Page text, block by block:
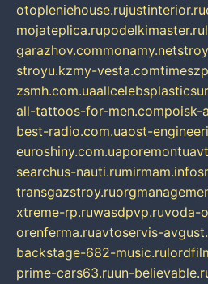
otopleniehouse.rujustinterior.ru
mojateplica.rupodelkimaster.ru
garazhov.commonamy.net
stroyu.kzmy-vesta.com
zsmh.com.ua
all-tattoos-for-men.compoisk-
best-radio.com.uaost-
euroshiny.com.ua
searchus-nauti.rumirmam.info
transgazstroy.ru
xtreme-rp.ruwasdpvp.ruvoda-
orenferma.ruavtoservis-
backstage-682-music.ru
prime-cars63.ruun-